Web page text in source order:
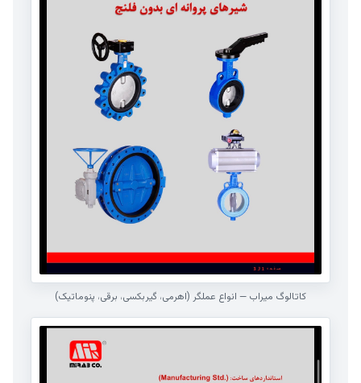
کاتالوگ میراب — انواع عملگر (اهرمی، گیربکسی، برقی، پنوماتیک)